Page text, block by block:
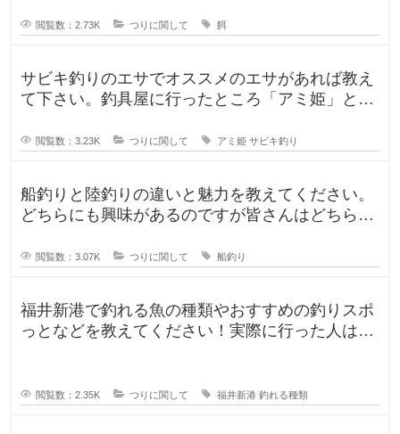
閲覧数：2.73K つりに関して 餌
サビキ釣りのエサでオススメのエサがあれば教え
て下さい。釣具屋に行ったところ「アミ姫」とい
閲覧数：3.23K つりに関して アミ姫 サビキ釣り
船釣りと陸釣りの違いと魅力を教えてください。
どちらにも興味があるのですが皆さんはどちらが
閲覧数：3.07K つりに関して 船釣り
福井新港で釣れる魚の種類やおすすめの釣りスポ
っとなどを教えてください！実際に行った人はど
閲覧数：2.35K つりに関して 福井新港 釣れる種類